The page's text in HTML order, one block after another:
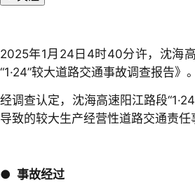
2025年1月24日4时40分许，沈海
“1·24”较大道路交通事故调查报告》。
经调查认定，沈海高速阳江路段
导致的较大生产经营性道路交通责任
● 事故经过